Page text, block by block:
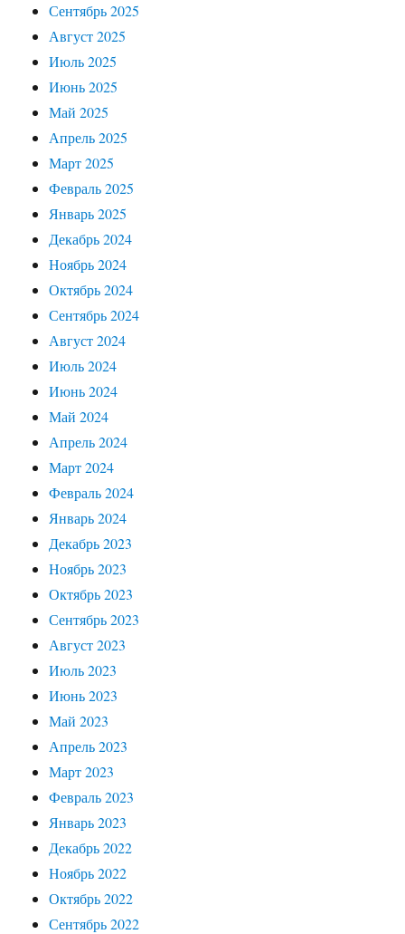
Сентябрь 2025
Август 2025
Июль 2025
Июнь 2025
Май 2025
Апрель 2025
Март 2025
Февраль 2025
Январь 2025
Декабрь 2024
Ноябрь 2024
Октябрь 2024
Сентябрь 2024
Август 2024
Июль 2024
Июнь 2024
Май 2024
Апрель 2024
Март 2024
Февраль 2024
Январь 2024
Декабрь 2023
Ноябрь 2023
Октябрь 2023
Сентябрь 2023
Август 2023
Июль 2023
Июнь 2023
Май 2023
Апрель 2023
Март 2023
Февраль 2023
Январь 2023
Декабрь 2022
Ноябрь 2022
Октябрь 2022
Сентябрь 2022